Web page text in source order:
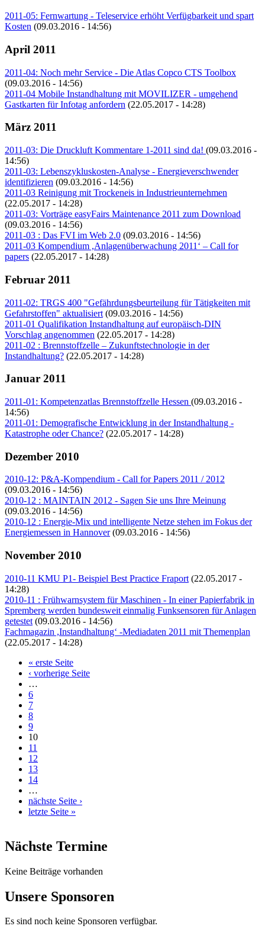
2011-05: Fernwartung - Teleservice erhöht Verfügbarkeit und spart
Kosten (09.03.2016 - 14:56)
April 2011
2011-04: Noch mehr Service - Die Atlas Copco CTS Toolbox
(09.03.2016 - 14:56)
2011-04 Mobile Instandhaltung mit MOVILIZER - umgehend
Gastkarten für Infotag anfordern (22.05.2017 - 14:28)
März 2011
2011-03: Die Druckluft Kommentare 1-2011 sind da! (09.03.2016 -
14:56)
2011-03: Lebenszykluskosten-Analyse - Energieverschwender
identifizieren (09.03.2016 - 14:56)
2011-03 Reinigung mit Trockeneis in Industrieunternehmen
(22.05.2017 - 14:28)
2011-03: Vorträge easyFairs Maintenance 2011 zum Download
(09.03.2016 - 14:56)
2011-03 : Das FVI im Web 2.0 (09.03.2016 - 14:56)
2011-03 Kompendium ,Anlagenüberwachung 2011‘ – Call for
papers (22.05.2017 - 14:28)
Februar 2011
2011-02: TRGS 400 "Gefährdungsbeurteilung für Tätigkeiten mit
Gefahrstoffen" aktualisiert (09.03.2016 - 14:56)
2011-01 Qualifikation Instandhaltung auf europäisch-DIN
Vorschlag angenommen (22.05.2017 - 14:28)
2011-02 : Brennstoffzelle – Zukunftstechnologie in der
Instandhaltung? (22.05.2017 - 14:28)
Januar 2011
2011-01: Kompetenzatlas Brennstoffzelle Hessen (09.03.2016 -
14:56)
2011-01: Demografische Entwicklung in der Instandhaltung -
Katastrophe oder Chance? (22.05.2017 - 14:28)
Dezember 2010
2010-12: P&A-Kompendium - Call for Papers 2011 / 2012
(09.03.2016 - 14:56)
2010-12 : MAINTAIN 2012 - Sagen Sie uns Ihre Meinung
(09.03.2016 - 14:56)
2010-12 : Energie-Mix und intelligente Netze stehen im Fokus der
Energiemessen in Hannover (09.03.2016 - 14:56)
November 2010
2010-11 KMU P1- Beispiel Best Practice Fraport (22.05.2017 -
14:28)
2010-11 : Frühwarnsystem für Maschinen - In einer Papierfabrik in
Spremberg werden bundesweit einmalig Funksensoren für Anlagen
getestet (09.03.2016 - 14:56)
Fachmagazin ,Instandhaltung‘ -Mediadaten 2011 mit Themenplan
(22.05.2017 - 14:28)
Seiten« erste Seite
‹ vorherige Seite
…
6
7
8
9
10
11
12
13
14
…
nächste Seite ›
letzte Seite »
Nächste Termine
Keine Beiträge vorhanden
Unsere Sponsoren
Es sind noch keine Sponsoren verfügbar.